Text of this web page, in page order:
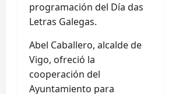
programación del Día das
Letras Galegas.
Abel Caballero, alcalde de
Vigo, ofreció la
cooperación del
Ayuntamiento para